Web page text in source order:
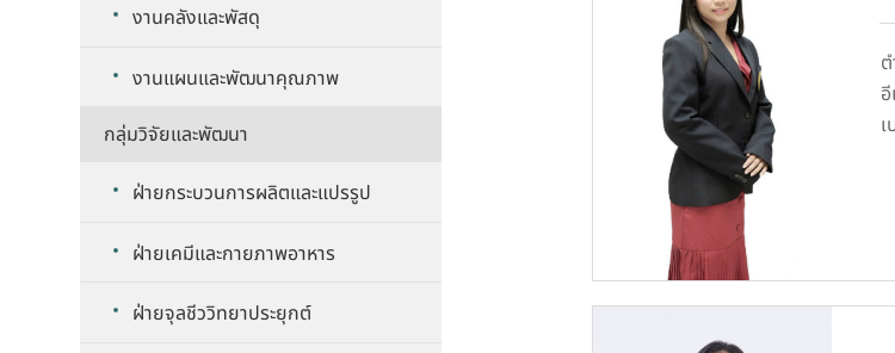
งานคลังและพัสดุ
งานแผนและพัฒนาคุณภาพ
กลุ่มวิจัยและพัฒนา
ฝ่ายกระบวนการผลิตและแปรรูป
ฝ่ายเคมีและกายภาพอาหาร
ฝ่ายจุลชีววิทยาประยุกต์
อี